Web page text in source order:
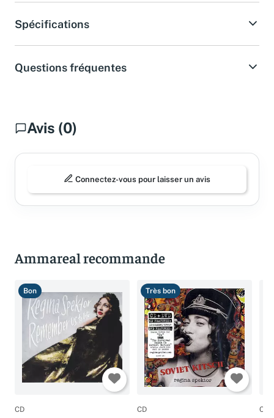
Spécifications
Questions fréquentes
Avis (0)
Connectez-vous pour laisser un avis
Ammareal recommande
Bon
CD
Très bon
CD CD